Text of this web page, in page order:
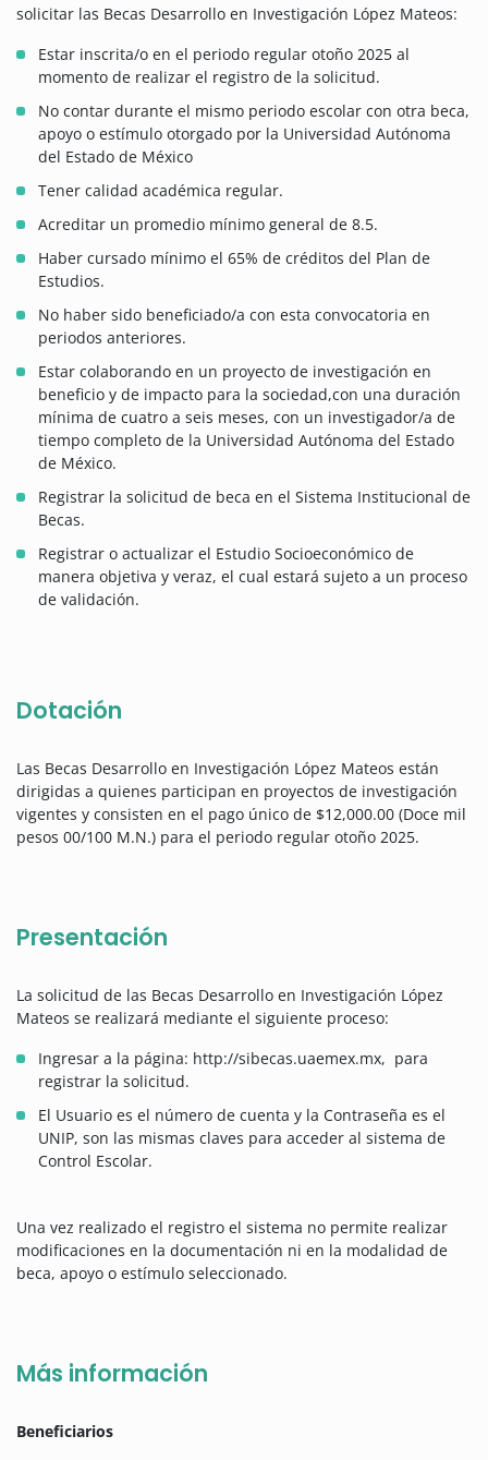
solicitar las Becas Desarrollo en Investigación López Mateos:
Estar inscrita/o en el periodo regular otoño 2025 al
momento de realizar el registro de la solicitud.
No contar durante el mismo periodo escolar con otra beca,
apoyo o estímulo otorgado por la Universidad Autónoma
del Estado de México
Tener calidad académica regular.
Acreditar un promedio mínimo general de 8.5.
Haber cursado mínimo el 65% de créditos del Plan de
Estudios.
No haber sido beneficiado/a con esta convocatoria en
periodos anteriores.
Estar colaborando en un proyecto de investigación en
beneficio y de impacto para la sociedad,con una duración
mínima de cuatro a seis meses, con un investigador/a de
tiempo completo de la Universidad Autónoma del Estado
de México.
Registrar la solicitud de beca en el Sistema Institucional de
Becas.
Registrar o actualizar el Estudio Socioeconómico de
manera objetiva y veraz, el cual estará sujeto a un proceso
de validación.
Dotación
Las Becas Desarrollo en Investigación López Mateos están
dirigidas a quienes participan en proyectos de investigación
vigentes y consisten en el pago único de $12,000.00 (Doce mil
pesos 00/100 M.N.) para el periodo regular otoño 2025.
Presentación
La solicitud de las Becas Desarrollo en Investigación López
Mateos se realizará mediante el siguiente proceso:
Ingresar a la página: http://sibecas.uaemex.mx, para
registrar la solicitud.
El Usuario es el número de cuenta y la Contraseña es el
UNIP, son las mismas claves para acceder al sistema de
Control Escolar.
Una vez realizado el registro el sistema no permite realizar
modificaciones en la documentación ni en la modalidad de
beca, apoyo o estímulo seleccionado.
Más información
Beneficiarios